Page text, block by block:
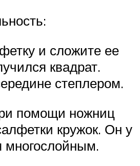
и сложите ее
квадрат.
степлером.
помощи ножниц
кружок. Он у
многослойным.